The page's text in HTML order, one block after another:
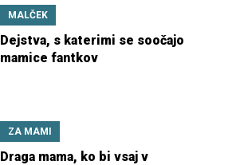
MALČEK
Dejstva, s katerimi se soočajo
mamice fantkov
ZA MAMI
Draga mama, ko bi vsaj v